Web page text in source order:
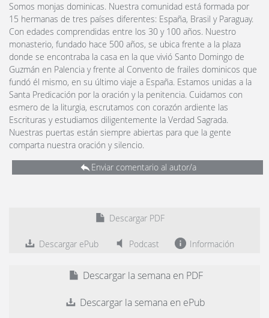
Somos monjas dominicas. Nuestra comunidad está formada por
15 hermanas de tres países diferentes: España, Brasil y Paraguay.
Con edades comprendidas entre los 30 y 100 años. Nuestro
monasterio, fundado hace 500 años, se ubica frente a la plaza
donde se encontraba la casa en la que vivió Santo Domingo de
Guzmán en Palencia y frente al Convento de frailes dominicos que
fundó él mismo, en su último viaje a España. Estamos unidas a la
Santa Predicación por la oración y la penitencia. Cuidamos con
esmero de la liturgia, escrutamos con corazón ardiente las
Escrituras y estudiamos diligentemente la Verdad Sagrada.
Nuestras puertas están siempre abiertas para que la gente
comparta nuestra oración y silencio.
Enviar comentario al autor/a
Descargar PDF
Descargar ePub Podcast Información
Descargar la semana en PDF
Descargar la semana en ePub